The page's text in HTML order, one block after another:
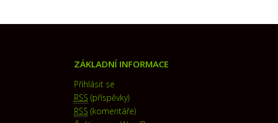
ZÁKLADNÍ INFORMACE
Přihlásit se
RSS (příspěvky)
RSS (komentáře)